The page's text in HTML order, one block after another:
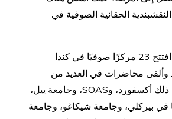
الحقانية الصوفية في
ومنذ ذلك الوقت، افتتح 23 مركزًا صوفيًا في كندا
وألقى محاضرات في العديد من
الجامعات، بما في ذلك أكسفورد، وSOAS، وجامعة ييل،
في بيركلي، وجامعة شيكاغو، وجامعة